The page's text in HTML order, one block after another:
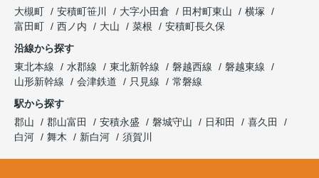
大槻町
安積町笹川 大字小田倉 田村町東山
横塚
富田町
西ノ内 大山 菜根
安積町長久保
沿線から探す
東北本線
水郡線 東北新幹線 磐越西線
磐越東線
山形新幹線
会津鉄道 只見線
常磐線
駅から探す
郡山
郡山富田 安積永盛 磐城守山 日和田
喜久田
白河
舞木 新白河 須賀川